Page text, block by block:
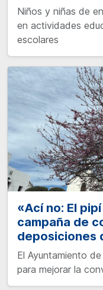
Niños y niñas de
en actividades
escolares
«Ací no: El
campaña de
deposiciones
El Ayuntamiento
para mejorar la